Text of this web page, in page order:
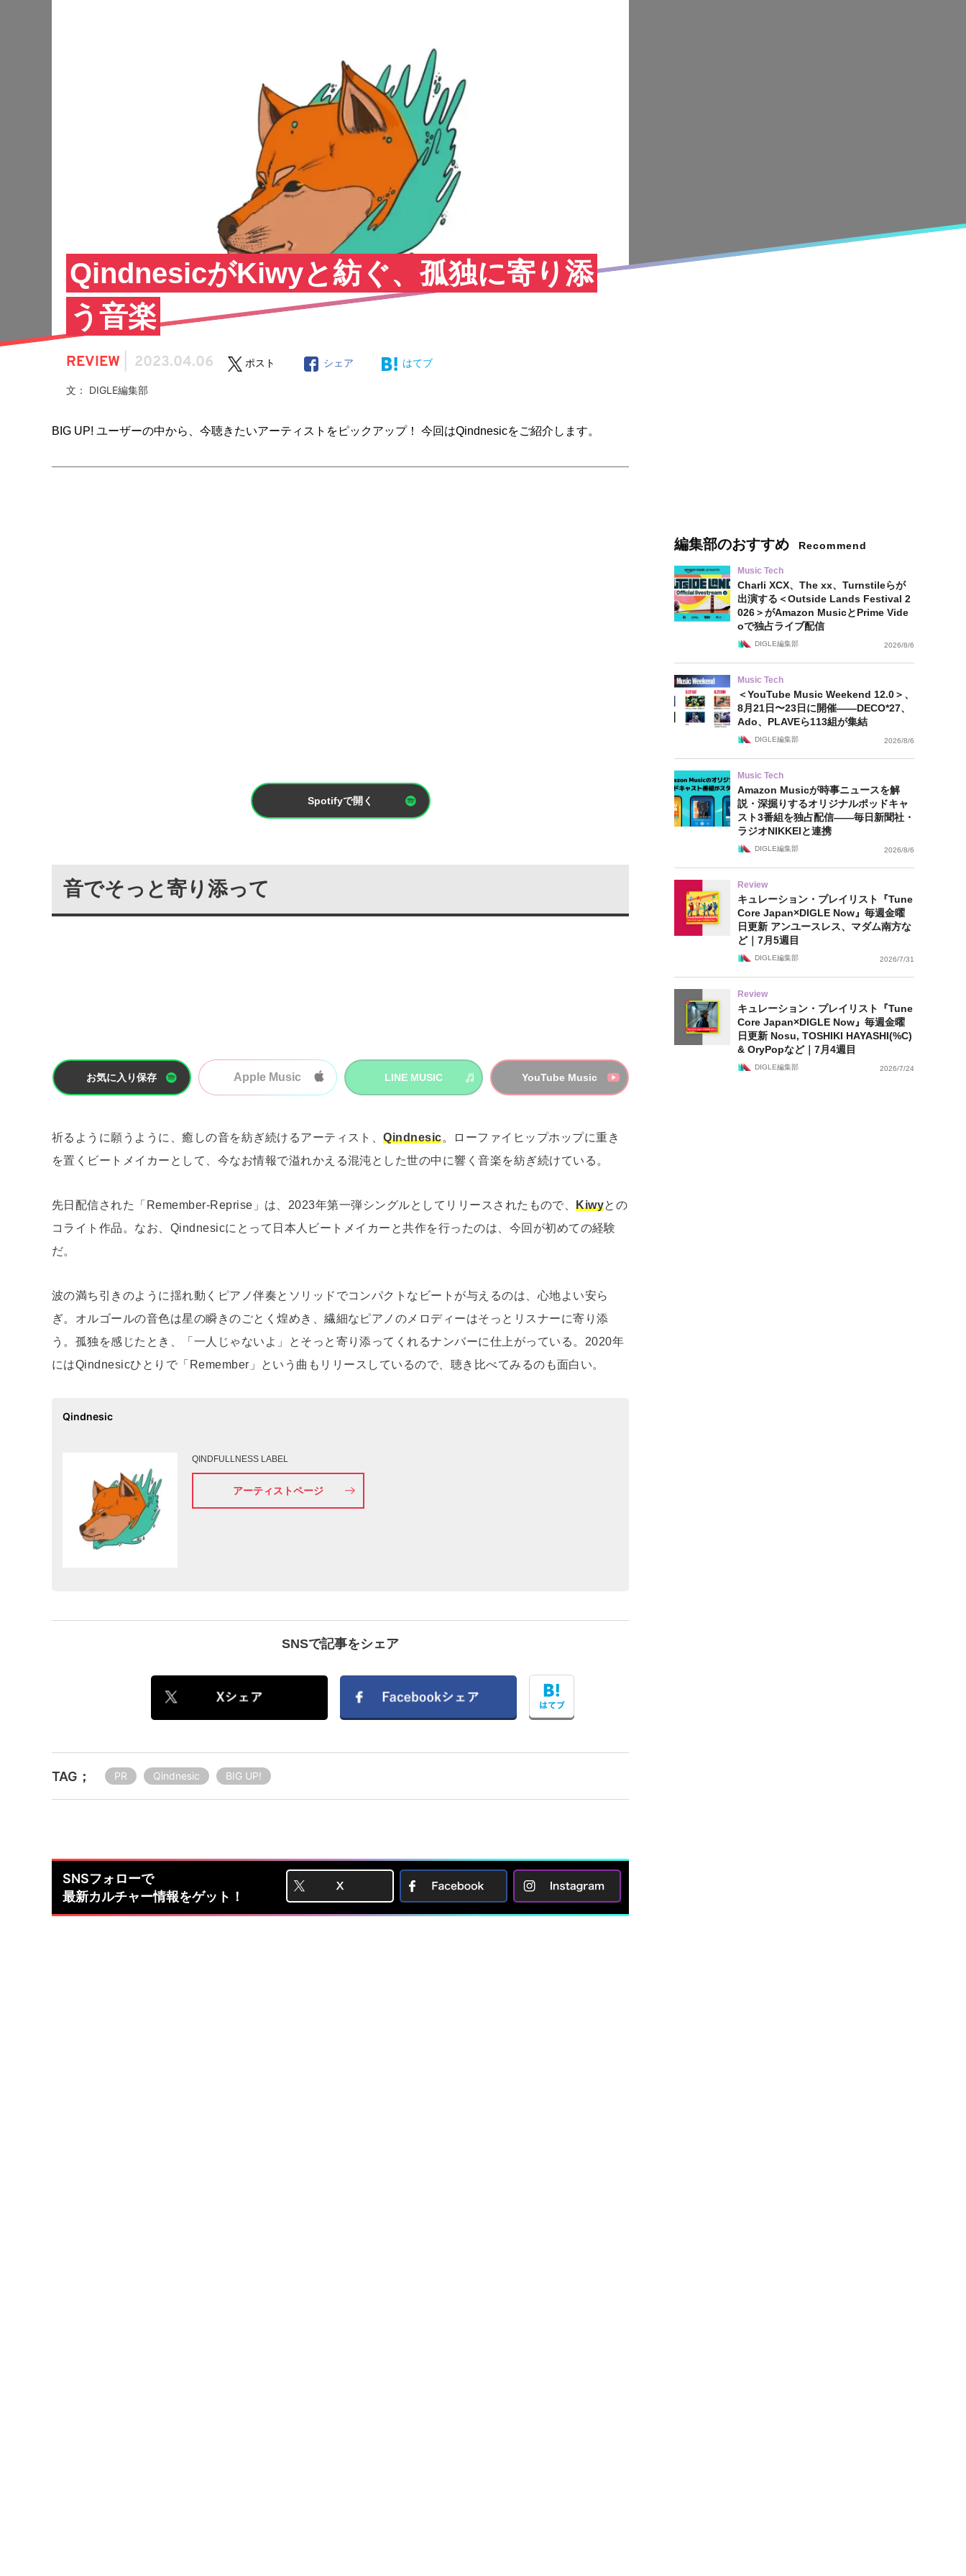
QindnesicがKiwyと紡ぐ、孤独に寄り添
う音楽
REVIEW 2023.04.06 ポスト シェア はてブ
文： DIGLE編集部
BIG UP! ユーザーの中から、今聴きたいアーティストをピックアップ！ 今回はQindnesicをご紹介します。
Spotifyで開く
音でそっと寄り添って
お気に入り保存 Apple Music LINE MUSIC YouTube Music
祈るように願うように、癒しの音を紡ぎ続けるアーティスト、Qindnesic。ローファイヒップホップに重き
を置くビートメイカーとして、今なお情報で溢れかえる混沌とした世の中に響く音楽を紡ぎ続けている。
先日配信された「Remember-Reprise」は、2023年第一弾シングルとしてリリースされたもので、Kiwyとの
コライト作品。なお、Qindnesicにとって日本人ビートメイカーと共作を行ったのは、今回が初めての経験
だ。
波の満ち引きのように揺れ動くピアノ伴奏とソリッドでコンパクトなビートが与えるのは、心地よい安ら
ぎ。オルゴールの音色は星の瞬きのごとく煌めき、繊細なピアノのメロディーはそっとリスナーに寄り添
う。孤独を感じたとき、「一人じゃないよ」とそっと寄り添ってくれるナンバーに仕上がっている。2020年
にはQindnesicひとりで「Remember」という曲もリリースしているので、聴き比べてみるのも面白い。
Qindnesic
QINDFULLNESS LABEL
アーティストページ
SNSで記事をシェア
TAG； PR Qindnesic BIG UP!
SNSフォローで
最新カルチャー情報をゲット！
編集部のおすすめ Recommend
Music Tech
Charli XCX、The xx、Turnstileらが
出演する＜Outside Lands Festival 2
026＞がAmazon MusicとPrime Vide
oで独占ライブ配信
DIGLE編集部 2026/8/6
Music Tech
＜YouTube Music Weekend 12.0＞、
8月21日〜23日に開催——DECO*27、
Ado、PLAVEら113組が集結
DIGLE編集部 2026/8/6
Music Tech
Amazon Musicが時事ニュースを解
説・深掘りするオリジナルポッドキャ
スト3番組を独占配信——毎日新聞社・
ラジオNIKKEIと連携
DIGLE編集部 2026/8/6
Review
キュレーション・プレイリスト『Tune
Core Japan×DIGLE Now』毎週金曜
日更新 アンユースレス、マダム南方な
ど｜7月5週目
DIGLE編集部 2026/7/31
Review
キュレーション・プレイリスト『Tune
Core Japan×DIGLE Now』毎週金曜
日更新 Nosu, TOSHIKI HAYASHI(%C)
& OryPopなど｜7月4週目
DIGLE編集部 2026/7/24